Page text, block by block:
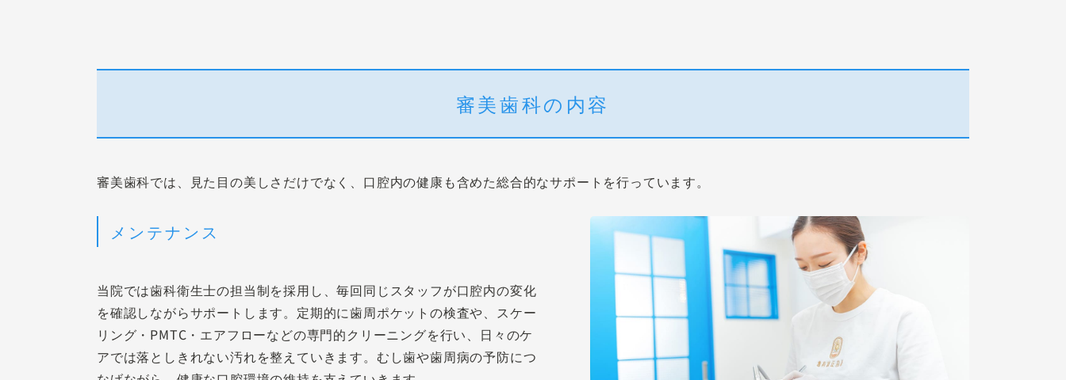
審美歯科の内容
審美歯科では、見た目の美しさだけでなく、口腔内の健康も含めた総合的なサポートを行っています。
メンテナンス
当院では歯科衛生士の担当制を採用し、毎回同じスタッフが口腔内の変化
を確認しながらサポートします。定期的に歯周ポケットの検査や、スケー
リング・PMTC・エアフローなどの専門的クリーニングを行い、日々のケ
アでは落としきれない汚れを整えていきます。むし歯や歯周病の予防につ